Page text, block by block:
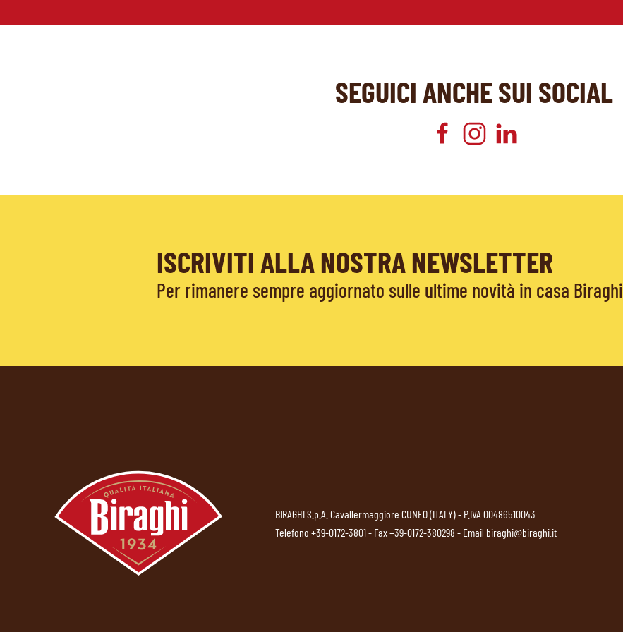
SEGUICI ANCHE SUI SOCIAL
ISCRIVITI ALLA NOSTRA NEWSLETTER
Per rimanere sempre aggiornato sulle ultime novità in casa Biraghi
BIRAGHI S.p.A. Cavallermaggiore CUNEO (ITALY) - P.IVA 00486510043
Telefono +39-0172-3801- Fax +39-0172-380298 - Email biraghi@biraghi.it